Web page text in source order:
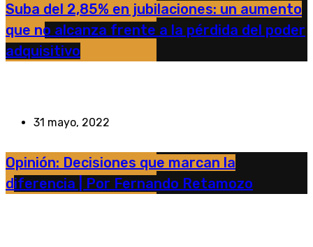
Suba del 2,85% en jubilaciones: un aumento
que no alcanza frente a la pérdida del poder
adquisitivo
31 mayo, 2022
Opinión: Decisiones que marcan la
diferencia | Por Fernando Retamozo